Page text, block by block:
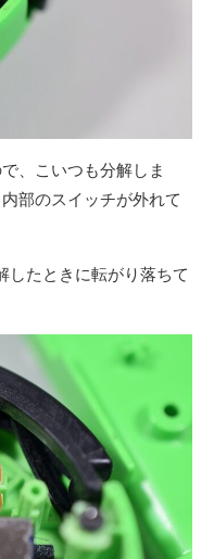
、こいつも分解しま
部のスイッチが外れて
したときに転がり落ちて